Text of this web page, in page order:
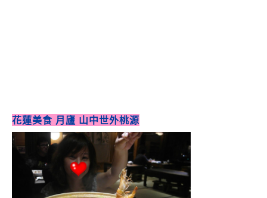
花蓮美食 月廬 山中世外桃源